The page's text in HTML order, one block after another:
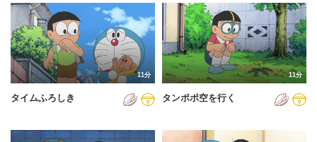
2024年
2025年
2026年
11分
タイムふろしき
11分
タンポポ空を行く